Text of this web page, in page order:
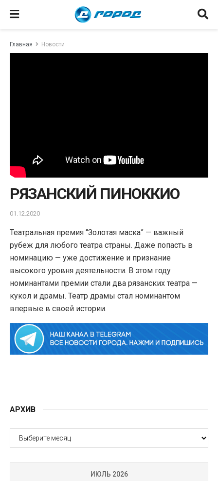
Главная Новости
РЯЗАНСКИЙ ПИНОККИО
01.12.2020
Театральная премия “Золотая маска” — важный
рубеж для любого театра страны. Даже попасть в
номинацию — уже достижение и признание
высокого уровня деятельности. В этом году
номинантами премии стали два рязанских театра —
кукол и драмы. Театр драмы стал номинантом
впервые в своей истории.
АРХИВ
АРХИВ
ИЮЛЬ 2026